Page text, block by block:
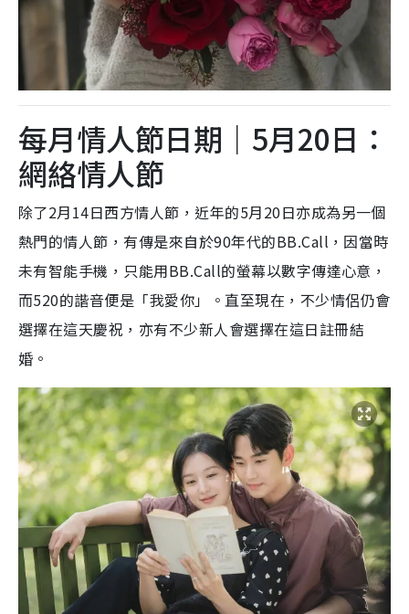
每月情人節日期｜5月20日：
網絡情人節
除了2月14日西方情人節，近年的5月20日亦成為另一個
熱門的情人節，有傳是來自於90年代的BB.Call，因當時
未有智能手機，只能用BB.Call的螢幕以數字傳達心意，
而520的諧音便是「我愛你」。直至現在，不少情侶仍會
選擇在這天慶祝，亦有不少新人會選擇在這日註冊結
婚。